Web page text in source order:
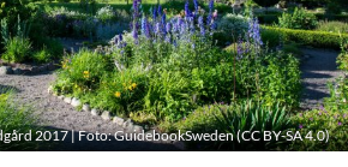
2017 | Foto: GuidebookSweden (CC BY-SA 4.0)